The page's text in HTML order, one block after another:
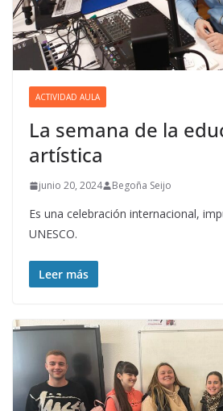
ACTIVIDAD AULA
La semana de la
artística
junio 20, 2024 Begoña Seijo
Es una celebración internacional,
UNESCO.
Leer más